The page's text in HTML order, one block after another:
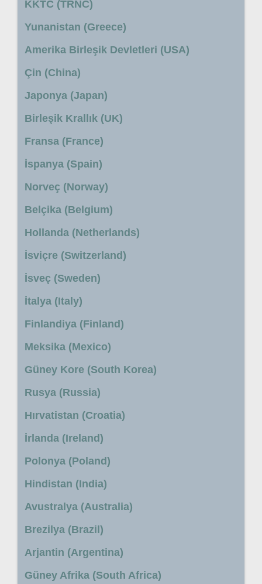
KKTC (TRNC)
Yunanistan (Greece)
Amerika Birleşik Devletleri (USA)
Çin (China)
Japonya (Japan)
Birleşik Krallık (UK)
Fransa (France)
İspanya (Spain)
Norveç (Norway)
Belçika (Belgium)
Hollanda (Netherlands)
İsviçre (Switzerland)
İsveç (Sweden)
İtalya (Italy)
Finlandiya (Finland)
Meksika (Mexico)
Güney Kore (South Korea)
Rusya (Russia)
Hırvatistan (Croatia)
İrlanda (Ireland)
Polonya (Poland)
Hindistan (India)
Avustralya (Australia)
Brezilya (Brazil)
Arjantin (Argentina)
Güney Afrika (South Africa)